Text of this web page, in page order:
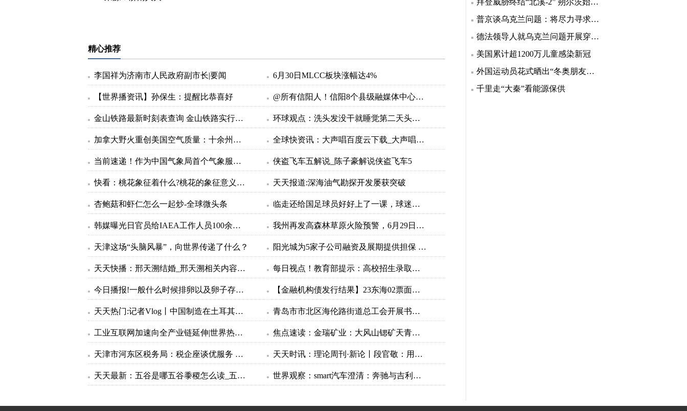
精心推荐
李国祥为济南市人民政府副市长|要闻 6月30日MLCC板块涨幅达4%
【世界播资讯】孙保生：提醒比恭喜好 @所有信阳人！信阳8个县级融媒体中心邀您来大象新闻，一起争做“山水茶都，红色信阳”推荐官
金山铁路最新时刻表查询 金山铁路实行新时刻表 环球微头条 环球观点：洗头发没干就睡觉第二天头晕怎么办_头发没吹干睡觉头疼怎么办
加拿大野火重创美国空气质量：十余州发布警报 覆盖全美1/3人口-焦点热闻 全球快资讯：大声唱百度云下载_大声唱mp3下载
当前速递！作为中国气象局首个气象服务示范计划风能太阳能发电精细化气象服务示范计划7月1日启动 侠盗飞车五解说_陈子豪解说侠盗飞车5
快看：桃花象征着什么?桃花的象征意义是什么？ 天天报道:深海油气勘探开发屡获突破
杏鲍菇和虾仁怎么一起炒-全球微头条 临走还给国足球员好好上了一课，球迷：中超就该多引进这样的外援
韩媒曝光日官员给IAEA工作人员100余万欧元，外交部：日政府有责任作出解释 环球热文 我州再发高森林草原火险预警，6月29日——7月2日，得荣县为黄色预警区域
天津这场“头脑风暴”，向世界传递了什么？ 阳光城为5家子公司融资及展期提供担保 累计金额18.6亿元
天天快播：邢天溯结婚_邢天溯相关内容简介介绍 每日视点！教育部提示：高校招生录取期间谨防受骗
今日播报!一般什么时候排卵以及卵子存活多久_一般什么时候排卵 【金融机构债发行结果】23东海02票面利率为3.6000%
天天热门:记者Vlog丨中国制造在土耳其火出圈！ 青岛市市北区海伦路街道总工会开展书画展活动 世界即时
工业互联网加速向全产业链延伸|世界热头条 焦点速读：金瑞矿业：大风山锶矿天青石选矿工艺技术取得重大进展
天津市河东区税务局：税企座谈优服务 齐心协力谋发展 全球微头条 天天时讯：理论周刊·新论丨段官敬：用好“千万工程”这个乡村振兴“金钥匙”
天天最新：五谷是哪五谷黍稷怎么读_五谷是哪五谷 世界观察：smart汽车澄清：奔驰与吉利没有退出股东行列
拜登威胁终结“北溪-2” 朔尔茨始终没松口
普京谈乌克兰问题：将尽力寻求各方都接受的折中方案
德法领导人就乌克兰问题开展穿梭外交
美国累计超1200万儿童感染新冠
外国运动员花式晒出“冬奥朋友圈”，老有爱了
千里走“大秦”看能源保供